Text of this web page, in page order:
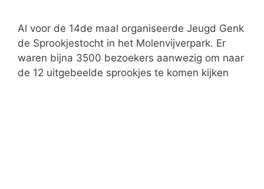
ë
n
Al voor de 14de maal organiseerde Jeugd Genk
de Sprookjestocht in het Molenvijverpark. Er
waren bijna 3500 bezoekers aanwezig om naar
de 12 uitgebeelde sprookjes te komen kijken